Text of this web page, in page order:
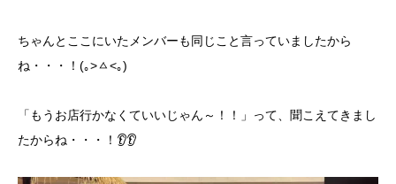
ちゃんとここにいたメンバーも同じこと言っていましたから
ね・・・！(｡>ㅿ<｡)
「もうお店行かなくていいじゃん～！！」って、聞こえてきまし
たからね・・・！👂👂